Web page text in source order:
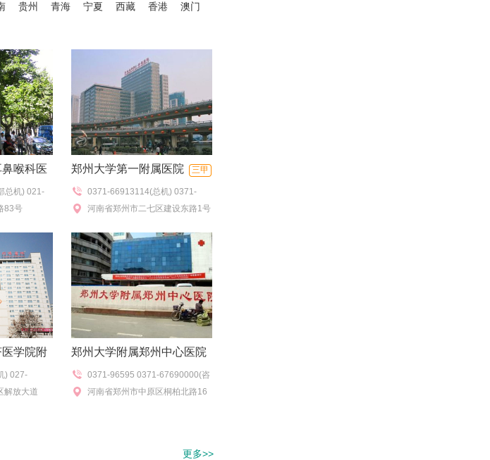
贵州 青海 宁夏 西藏 香港 澳门
喉科医
总机) 021-
咨询),021-
),021-
83号
郑州大学第一附属医院 三甲
0371-66913114(总机) 0371-
66913177(挂号室),0371-
河南省郑州市二七区建设东路1号
学院附
) 027-
光谷院
解放大道
郑州大学附属郑州中心医院
三甲
0371-96595 0371-67690000(咨
询),0371-67690111(服务热
河南省郑州市中原区桐柏北路16
更多>>